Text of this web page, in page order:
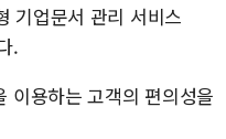
기업문서 관리 서비스
.
이용하는 고객의 편의성을